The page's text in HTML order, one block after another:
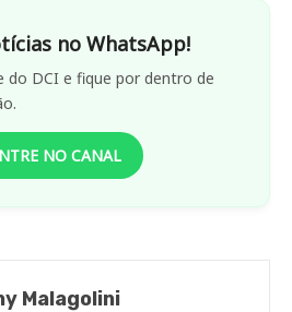
no WhatsApp!
do DCI e fique por dentro de
NO CANAL
Malagolini